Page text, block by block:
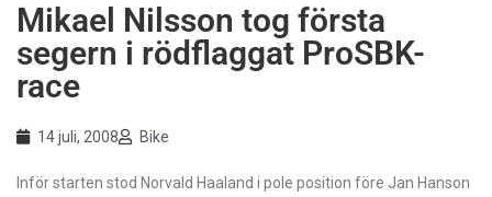
Mikael Nilsson tog första
segern i rödflaggat ProSBK-
race
14 juli, 2008 Bike
Inför starten stod Norvald Haaland i pole position före Jan Hanson